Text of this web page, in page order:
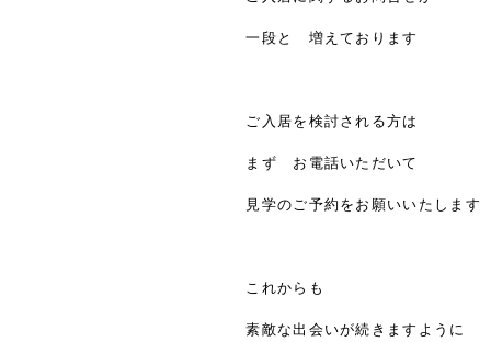
一段と 増えております
ご入居を検討される方は
まず お電話いただいて
見学のご予約をお願いいたします
これからも
素敵な出会いが続きますように